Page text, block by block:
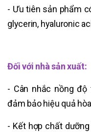
- Ưu tiên sản phẩm
glycerin, hyaluronic
Đối với nhà sản xuất:
- Cân nhắc nồng
đảm bảo hiệu quả
- Kết hợp chất